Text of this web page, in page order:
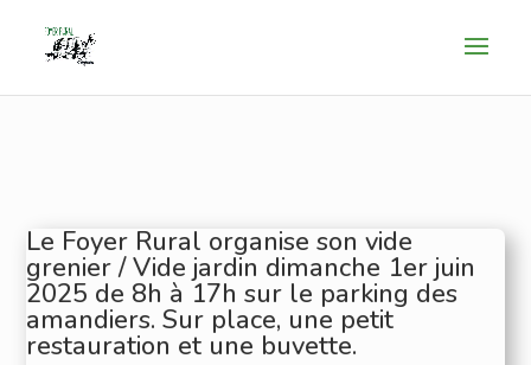
Le Foyer Rural organise son vide
grenier / Vide jardin dimanche 1er juin
2025 de 8h à 17h sur le parking des
amandiers. Sur place, une petit
restauration et une buvette.